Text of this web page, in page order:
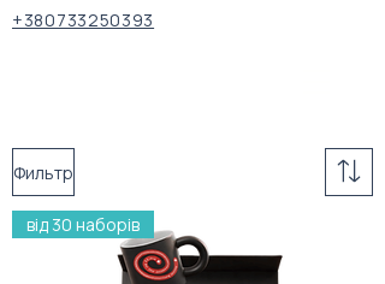
+380733250393
Фильтр
від 30 наборів